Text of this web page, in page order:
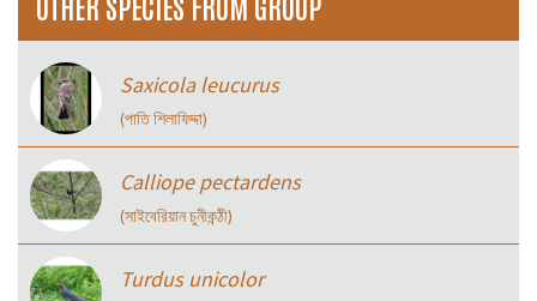
Saxicola leucurus
(পাতি শিলাফিদ্দা)
Calliope pectardens
(সাইবেরিয়ান চুনীকন্ঠী)
Turdus unicolor